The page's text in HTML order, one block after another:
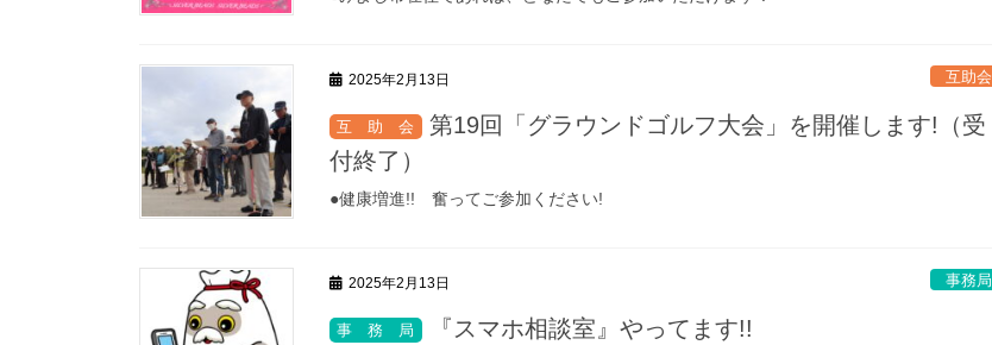
2025年2月13日 互助会
第19回「グラウンドゴルフ大会」を開催します!（受
付終了）
●健康増進!! 奮ってご参加ください!
2025年2月13日 事務局
『スマホ相談室』やってます!!